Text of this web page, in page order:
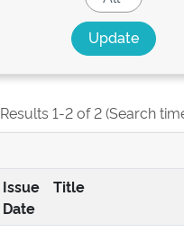
Results 1-2 of 2 (Search
Issue
Date
Title